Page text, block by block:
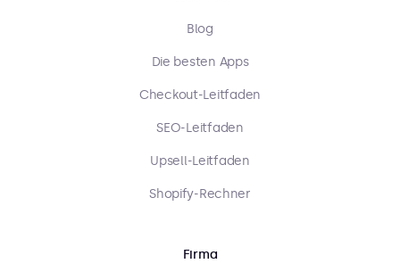
Blog
Die besten Apps
Checkout-Leitfaden
SEO-Leitfaden
Upsell-Leitfaden
Shopify-Rechner
Firma